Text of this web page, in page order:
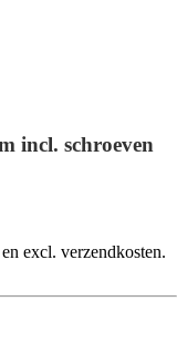
incl. schroeven
excl. verzendkosten.